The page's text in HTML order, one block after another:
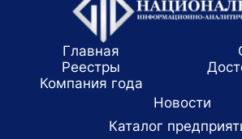
Главная
Реестры
Компания года
Новости
Каталог